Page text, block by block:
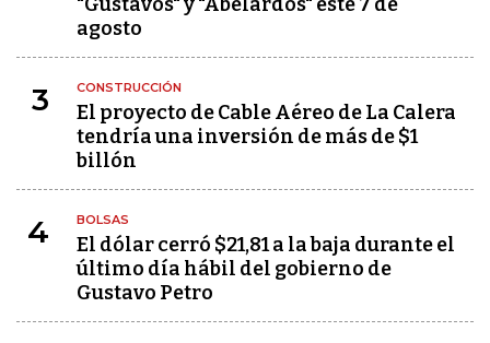
agosto
3 CONSTRUCCIÓN
El proyecto de Cable Aéreo de La Calera
tendría una inversión de más de $1
billón
4 BOLSAS
El dólar cerró $21,81 a la baja durante el
último día hábil del gobierno de
Gustavo Petro